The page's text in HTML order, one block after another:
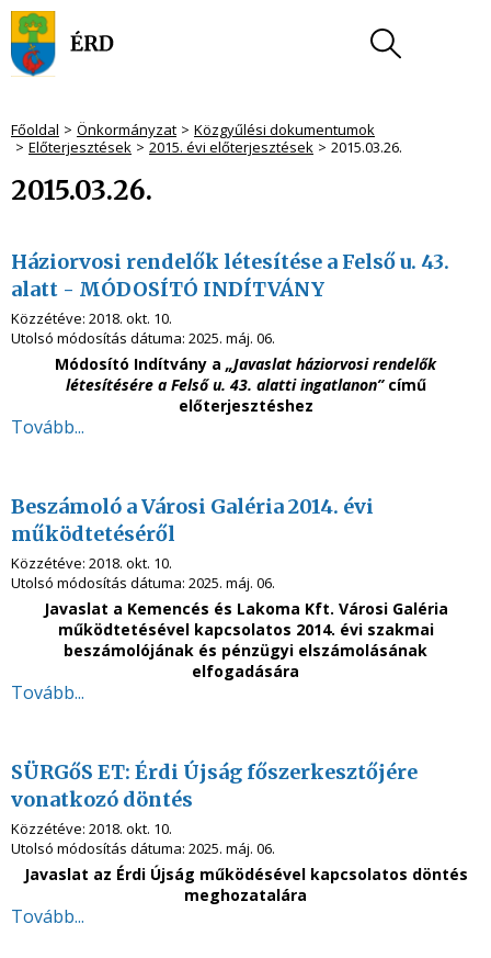
Főoldal Önkormányzat
Közgyűlési dokumentumok
Előterjesztések
2015. évi előterjesztések 2015.03.26.
2015.03.26.
Háziorvosi rendelők létesítése a Felső u. 43.
alatt - MÓDOSÍTÓ INDÍTVÁNY
Közzétéve: 2018. okt. 10.
Utolsó módosítás dátuma: 2025. máj. 06.
Módosító Indítvány a „Javaslat háziorvosi rendelők
létesítésére a Felső u. 43. alatti ingatlanon”című
előterjesztéshez
Tovább...
Beszámoló a Városi Galéria 2014. évi
működtetéséről
Közzétéve: 2018. okt. 10.
Utolsó módosítás dátuma: 2025. máj. 06.
Javaslat a Kemencés és Lakoma Kft. Városi Galéria
működtetésével kapcsolatos 2014. évi szakmai
beszámolójának és pénzügyi elszámolásának
elfogadására
Tovább...
SÜRGőS ET: Érdi Újság főszerkesztőjére
vonatkozó döntés
Közzétéve: 2018. okt. 10.
Utolsó módosítás dátuma: 2025. máj. 06.
Javaslat az Érdi Újság működésével kapcsolatos döntés
meghozatalára
Tovább...